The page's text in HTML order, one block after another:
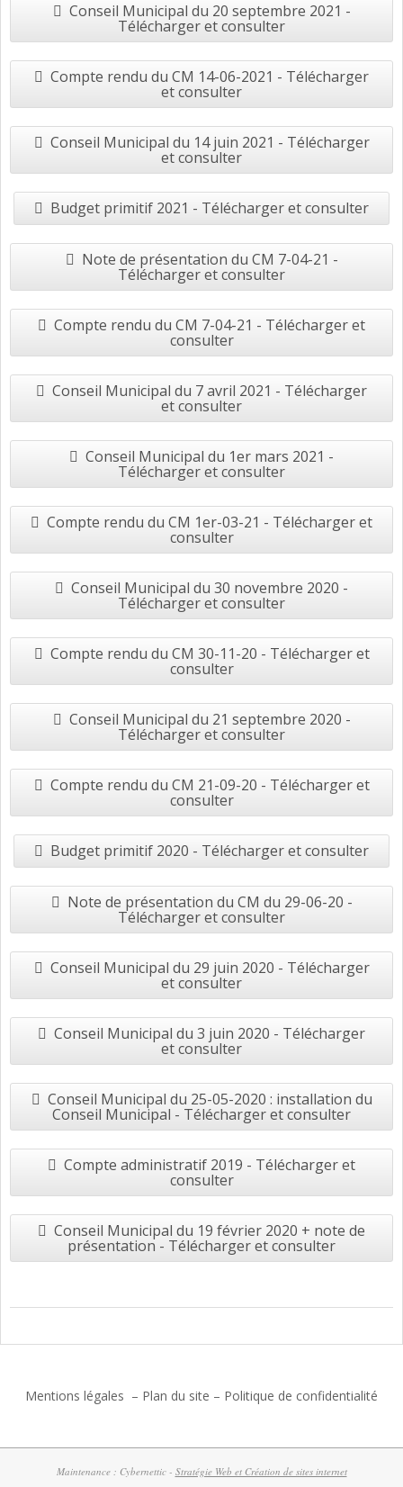
Conseil Municipal du 20 septembre 2021 -
Télécharger et consulter
Compte rendu du CM 14-06-2021 - Télécharger
et consulter
Conseil Municipal du 14 juin 2021 - Télécharger
et consulter
Budget primitif 2021 - Télécharger et consulter
Note de présentation du CM 7-04-21 -
Télécharger et consulter
Compte rendu du CM 7-04-21 - Télécharger et
consulter
Conseil Municipal du 7 avril 2021 - Télécharger
et consulter
Conseil Municipal du 1er mars 2021 -
Télécharger et consulter
Compte rendu du CM 1er-03-21 - Télécharger et
consulter
Conseil Municipal du 30 novembre 2020 -
Télécharger et consulter
Compte rendu du CM 30-11-20 - Télécharger et
consulter
Conseil Municipal du 21 septembre 2020 -
Télécharger et consulter
Compte rendu du CM 21-09-20 - Télécharger et
consulter
Budget primitif 2020 - Télécharger et consulter
Note de présentation du CM du 29-06-20 -
Télécharger et consulter
Conseil Municipal du 29 juin 2020 - Télécharger
et consulter
Conseil Municipal du 3 juin 2020 - Télécharger
et consulter
Conseil Municipal du 25-05-2020 : installation du
Conseil Municipal - Télécharger et consulter
Compte administratif 2019 - Télécharger et
consulter
Conseil Municipal du 19 février 2020 + note de
présentation - Télécharger et consulter
Mentions légales – Plan du site – Politique de confidentialité
Maintenance : Cybernettic - Stratégie Web et Création de sites internet